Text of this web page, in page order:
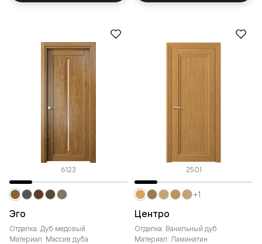
6123
Эго
Отделка: Дуб медовый
Материал: Массив дуба
2501
Центро
Отделка: Ванильный дуб
Материал: Ламинатин
+1